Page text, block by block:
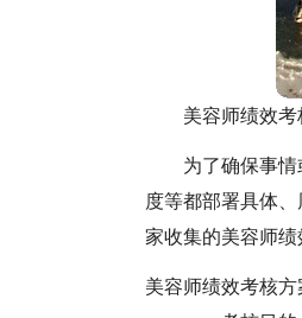
美容师绩效考
为了确保事
度等都部署具体
家收集的美容师绩
美容师绩效考核方